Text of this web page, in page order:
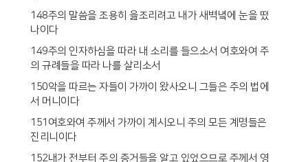
148주의 말씀을 조용히 읊조리려고 내가 새벽녘에 눈을 떴
나이다
149주의 인자하심을 따라 내 소리를 들으소서 여호와여 주
의 규례들을 따라 나를 살리소서
150악을 따르는 자들이 가까이 왔사오니 그들은 주의 법에
서 머니이다
151여호와여 주께서 가까이 계시오니 주의 모든 계명들은
진리니이다
152내가 전부터 주의 증거들을 알고 있었으므로 주께서 영